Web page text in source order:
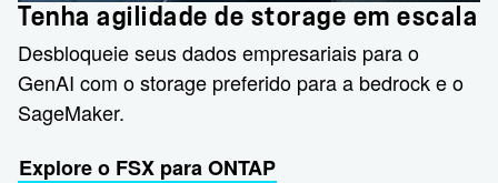
Tenha agilidade de storage em escala
Desbloqueie seus dados empresariais para o
GenAI com o storage preferido para a bedrock e o
SageMaker.
Explore o FSX para ONTAP